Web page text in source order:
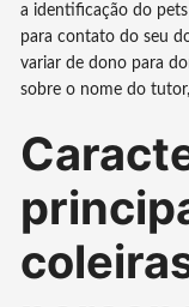
a identificação do
para contato do seu
variar de dono para
sobre o nome do